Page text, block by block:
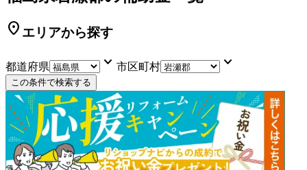
location_on エリアから探す
都道府県 keyboard_arrow_down 市区町村 keyboard_arrow_down
この条件で検索する